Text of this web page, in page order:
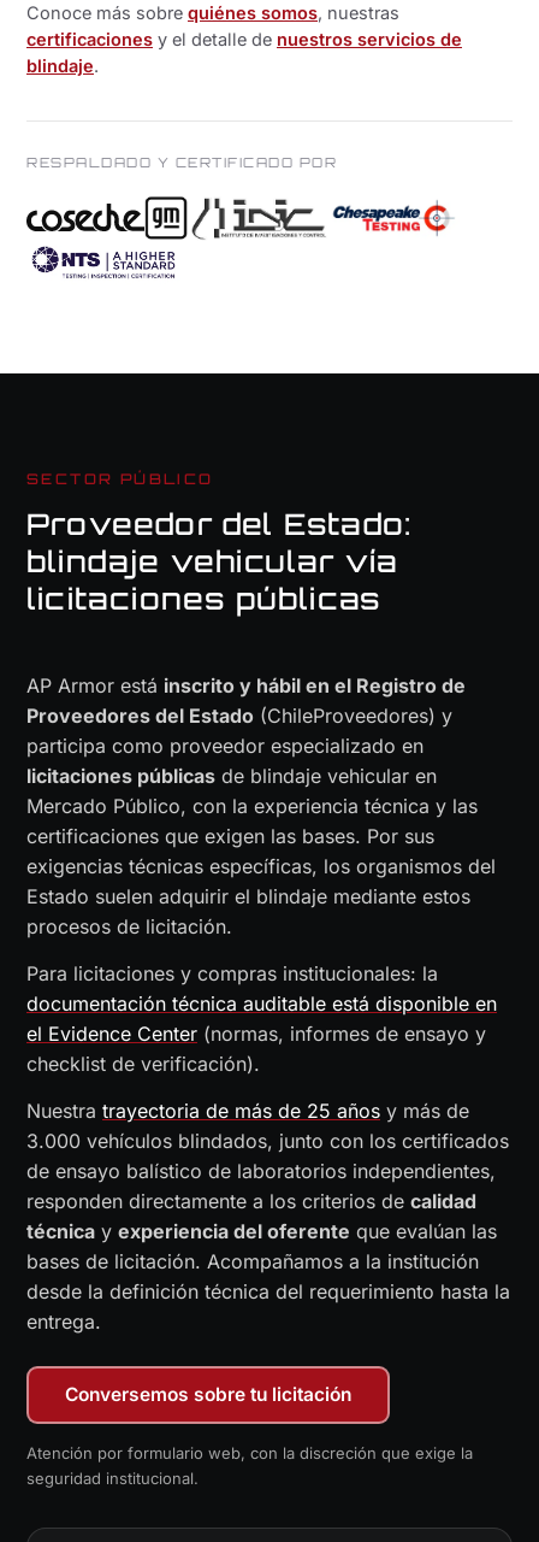
Conoce más sobre quiénes somos, nuestras
certificaciones y el detalle de nuestros servicios de
blindaje.
RESPALDADO Y CERTIFICADO POR
SECTOR PÚBLICO
Proveedor del Estado:
blindaje vehicular vía
licitaciones públicas
AP Armor está inscrito y hábil en el Registro de
Proveedores del Estado (ChileProveedores) y
participa como proveedor especializado en
licitaciones públicas de blindaje vehicular en
Mercado Público, con la experiencia técnica y las
certificaciones que exigen las bases. Por sus
exigencias técnicas específicas, los organismos del
Estado suelen adquirir el blindaje mediante estos
procesos de licitación.
Para licitaciones y compras institucionales: la
documentación técnica auditable está disponible en
el Evidence Center (normas, informes de ensayo y
checklist de verificación).
Nuestra trayectoria de más de 25 años y más de
3.000 vehículos blindados, junto con los certificados
de ensayo balístico de laboratorios independientes,
responden directamente a los criterios de calidad
técnica y experiencia del oferente que evalúan las
bases de licitación. Acompañamos a la institución
desde la definición técnica del requerimiento hasta la
entrega.
Conversemos sobre tu licitación
Atención por formulario web, con la discreción que exige la
seguridad institucional.